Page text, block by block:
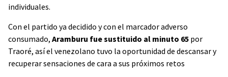
individuales.
Con el partido ya decidido y con el marcador adverso
consumado, Aramburu fue sustituido al minuto 65 por
Traoré, así el venezolano tuvo la oportunidad de descansar y
recuperar sensaciones de cara a sus próximos retos